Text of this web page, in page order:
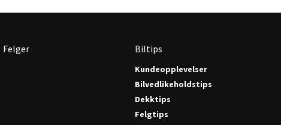
Felger Biltips
Kundeopplevelser
Bilvedlikeholdstips
Dekktips
Felgtips